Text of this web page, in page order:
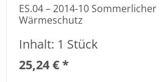
ES.04 – 2014-10 Sommerlicher
Wärmeschutz
Inhalt: 1 Stück
25,24 € *